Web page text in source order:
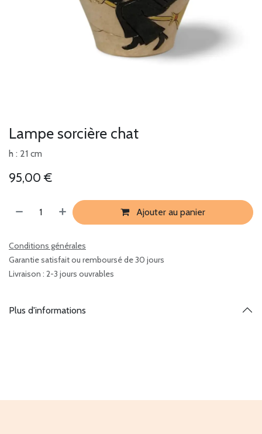
Lampe sorcière chat
h : 21 cm
95,00 €
Ajouter au panier
Conditions générales
Garantie satisfait ou remboursé de 30 jours
Livraison : 2-3 jours ouvrables
Plus d'informations